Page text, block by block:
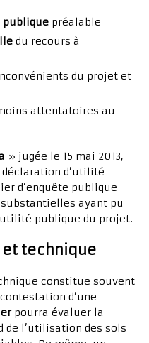
publique préalable
du recours à
du projet et
attentatoires au
» jugée le 15 mai 2013,
d’utilité
d’enquête publique
ayant pu
publique du projet.
et technique
constitue souvent
d’une
pourra évaluer la
de l’utilisation des sols